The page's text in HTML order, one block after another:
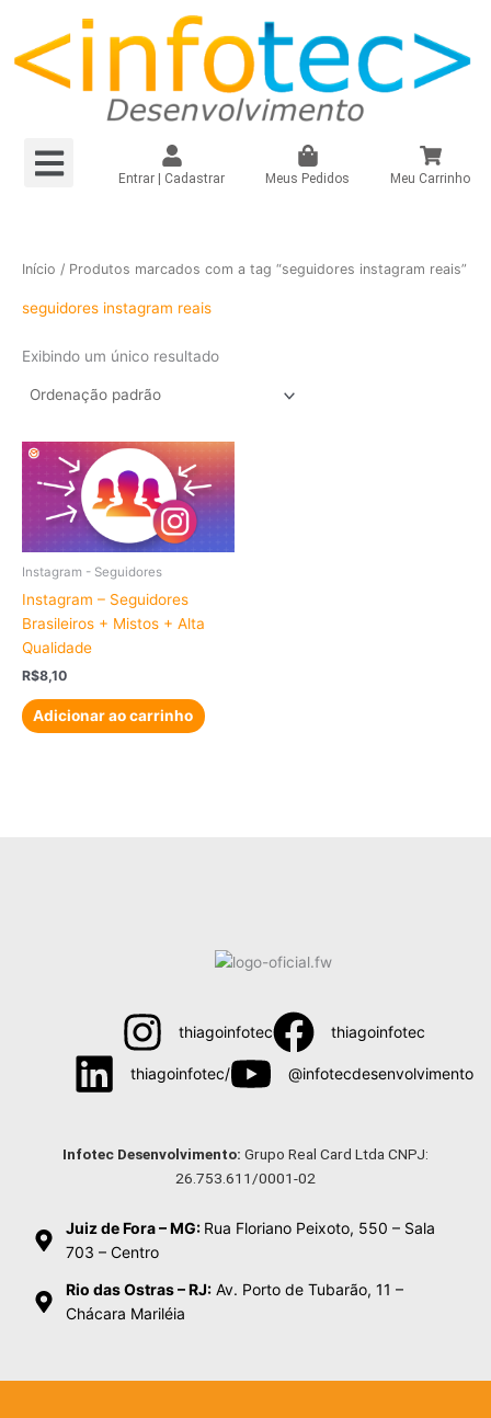
conteúdo
Menu
Entrar | Cadastrar Meus Pedidos Meu Carrinho
Início / Produtos marcados com a tag “seguidores instagram reais”
seguidores instagram reais
Exibindo um único resultado
Instagram - Seguidores
Instagram – Seguidores
Brasileiros + Mistos + Alta
Qualidade
R$8,10
Adicionar ao carrinho
thiagoinfotec thiagoinfotec
thiagoinfotec/ @infotecdesenvolvimento
Infotec Desenvolvimento: Grupo Real Card Ltda CNPJ:
26.753.611/0001-02
Juiz de Fora – MG: Rua Floriano Peixoto, 550 – Sala
703 – Centro
Rio das Ostras – RJ: Av. Porto de Tubarão, 11 –
Chácara Mariléia